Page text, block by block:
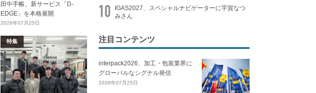
田中手帳、新サービス「D-
EDGE」を本格展開
2026年07月25日
特集
IGAS2027、スペシャルナビゲーターに宇賀なつ
みさん
注目コンテンツ
interpack2026、加工・包装業界に
グローバルなシグナル発信
2026年07月25日